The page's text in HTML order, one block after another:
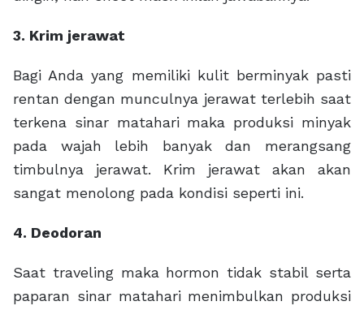
3. Krim jerawat
Bagi Anda yang memiliki kulit berminyak pasti
rentan dengan munculnya jerawat terlebih saat
terkena sinar matahari maka produksi minyak
pada wajah lebih banyak dan merangsang
timbulnya jerawat. Krim jerawat akan akan
sangat menolong pada kondisi seperti ini.
4. Deodoran
Saat traveling maka hormon tidak stabil serta
paparan sinar matahari menimbulkan produksi